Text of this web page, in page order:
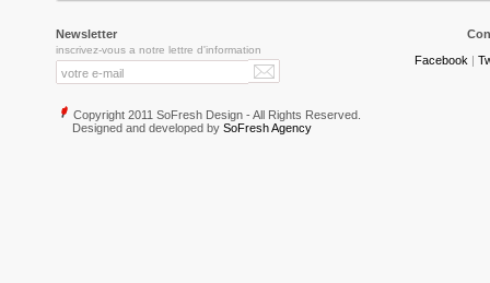
Newsletter
inscrivez-vous a notre lettre d'information
Facebook
Copyright 2011 SoFresh Design - All Rights Reserved.
Designed and developed by SoFresh Agency